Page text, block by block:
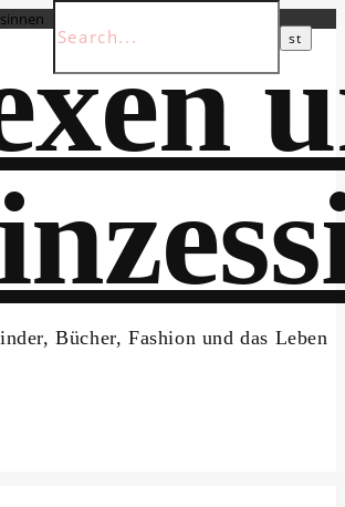
Bücher, Fashion und das Leben